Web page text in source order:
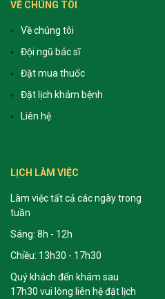
VỀ CHÚNG TÔI
Về chúng tôi
Đội ngũ bác sĩ
Đặt mua thuốc
Đặt lịch khám bệnh
Liên hệ
LỊCH LÀM VIỆC
Làm việc tất cả các ngày trong
tuần
Sáng: 8h - 12h
Chiều: 13h30 - 17h30
Quý khách đến khám sau
17h30 vui lòng liên hệ đặt lịch